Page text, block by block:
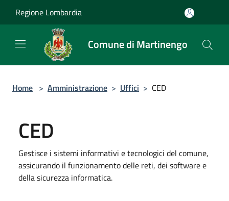
Regione Lombardia
Comune di Martinengo
Home > Amministrazione > Uffici > CED
CED
Gestisce i sistemi informativi e tecnologici del comune,
assicurando il funzionamento delle reti, dei software e
della sicurezza informatica.